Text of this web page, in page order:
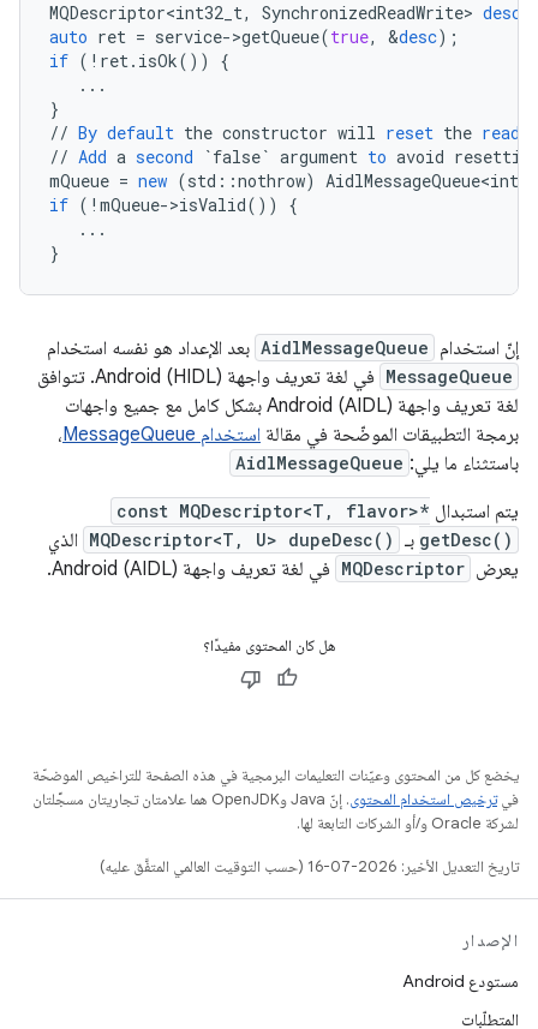
MQDescriptor<int32_t, SynchronizedReadWrite> desc
auto ret = service->getQueue(true, &desc);
if ( ! ret. isOk())
{
...
}
// By default the constructor will reset the read
// Add a second `false` argument to avoid
mQueue = new (std ::nothrow)
if ( ! mQueue->isValid())
{
...
}
إنّ استخدام AidlMessageQueue بعد الإعداد هو نفسه استخدام
MessageQueue
في لغة تعريف واجهة Android (HIDL). تتوافق
لغة تعريف واجهة Android (AIDL) بشكل كامل مع جميع واجهات
برمجة التطبيقات الموضّحة في مقالة استخدام MessageQueue
،
باستثناء ما يلي: AidlMessageQueue
يتم استبدال const MQDescriptor<T, flavor>*
getDesc() بـ MQDescriptor<T, U> dupeDesc() الذي
يعرض MQDescriptor في لغة تعريف واجهة Android (AIDL).
هل كان المحتوى مفيدًا؟
يخضع كل من المحتوى وعيّنات التعليمات البرمجية في هذه الصفحة للتراخيص الموضحّة
فيترخيص استخدام المحتوى
. إنّ Java وOpenJDK هما علامتان تجاريتان مسجَّلتان
لشركة Oracle و/أو الشركات التابعة لها.
تاريخ التعديل الأخير: 2026-07-16 (حسب التوقيت العالمي المتفَّق عليه)
الإصدار
مستودع Android
المتطلّبات